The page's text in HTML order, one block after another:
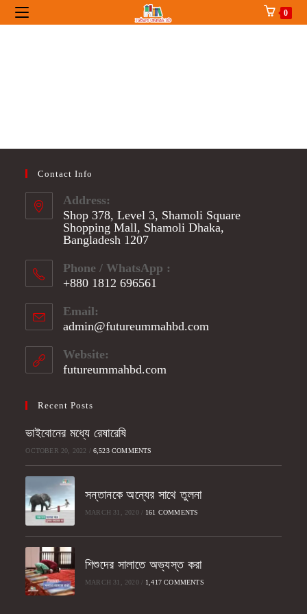
Skip
to
0
Contact Info
Address:
Shop 378, Level 3, Shamoli Square
Shopping Mall, Shamoli Dhaka,
Bangladesh 1207
Phone / WhatsApp :
+880 1812 696561
in
your
application
Email:
admin@futureummahbd.com
Website:
futureummahbd.com
Recent Posts
ভাইবোনের মধ্যে রেষারেষি
OCTOBER 20, 2022 / 6,523 COMMENTS
সন্তানকে অন্যের সাথে তুলনা
MARCH 31, 2020 / 161 COMMENTS
শিশুদের সালাতে অভ্যস্ত করা
MARCH 31, 2020 / 1,417 COMMENTS